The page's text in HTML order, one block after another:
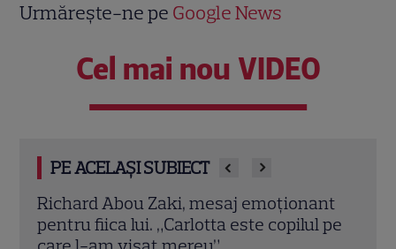
Urmărește-ne pe Google News
Cel mai nou VIDEO
PE ACELAȘI SUBIECT
Chef Richard Abou Zaki, imagini
adorabile din vacanță! Cum s-a